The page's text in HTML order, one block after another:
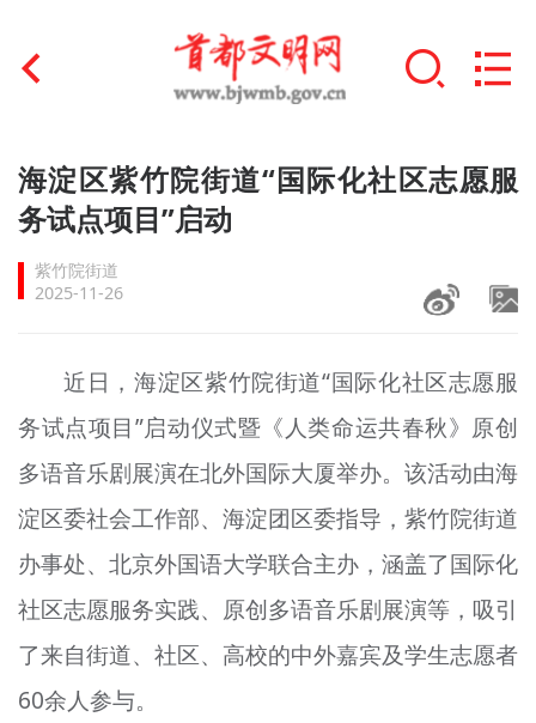
首页
文明创建
文明实践
未成年人思想道德建设
榜样人物
+
身边好人
文明评论
北京宣传文化引导基金
海淀区紫竹院街道“国际化社区志愿服
务试点项目”启动
紫竹院街道
2025-11-26
近日，海淀区紫竹院街道“国际化社区志愿服
务试点项目”启动仪式暨《人类命运共春秋》原创
多语音乐剧展演在北外国际大厦举办。该活动由海
淀区委社会工作部、海淀团区委指导，紫竹院街道
办事处、北京外国语大学联合主办，涵盖了国际化
社区志愿服务实践、原创多语音乐剧展演等，吸引
了来自街道、社区、高校的中外嘉宾及学生志愿者
60余人参与。